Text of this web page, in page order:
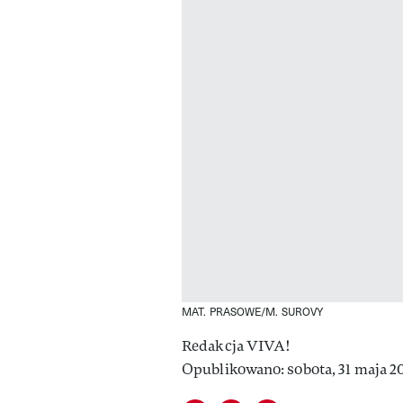
MAT. PRASOWE/M. SUROVY
Redakcja VIVA!
Opublikowano: sobota, 31 maja